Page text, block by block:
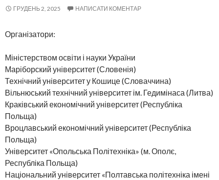
ГРУДЕНЬ 2, 2025 НАПИСАТИ КОМЕНТАР
Організатори:
Міністерством освіти і науки України
Маріборский університет (Словенія)
Технічний університет у Кошице (Словаччина)
Вільнюський технічний університет ім. Гедимінаса (Литва)
Краківський економічний університет (Республіка
Польща)
Вроцлавський економічний університет (Республіка
Польща)
Університет «Опольська Політехніка» (м. Ополє,
Республіка Польща)
Національний університет «Полтавська політехніка імені